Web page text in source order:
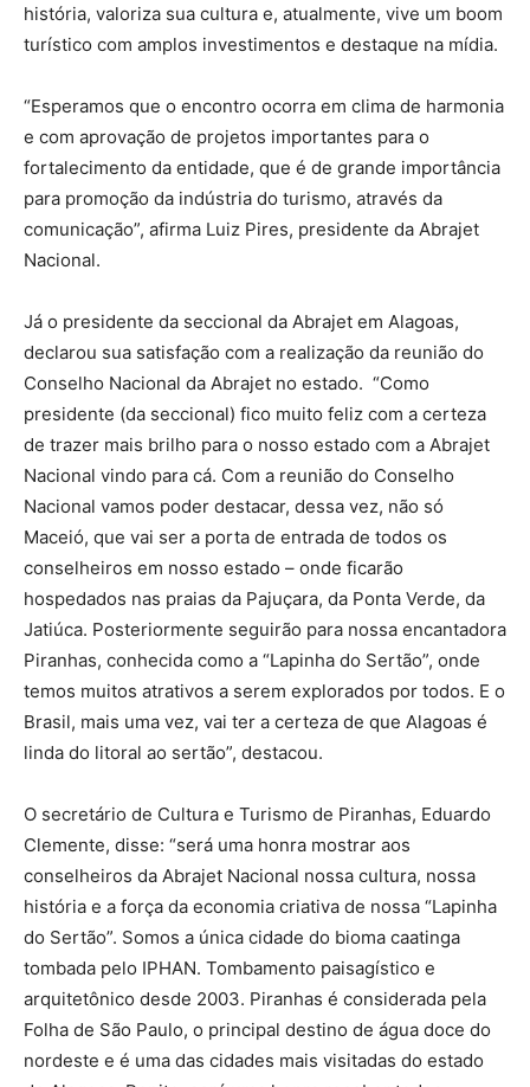
história, valoriza sua cultura e, atualmente, vive um boom
turístico com amplos investimentos e destaque na mídia.
“Esperamos que o encontro ocorra em clima de harmonia
e com aprovação de projetos importantes para o
fortalecimento da entidade, que é de grande importância
para promoção da indústria do turismo, através da
comunicação”, afirma Luiz Pires, presidente da Abrajet
Nacional.
Já o presidente da seccional da Abrajet em Alagoas,
declarou sua satisfação com a realização da reunião do
Conselho Nacional da Abrajet no estado. “Como
presidente (da seccional) fico muito feliz com a certeza
de trazer mais brilho para o nosso estado com a Abrajet
Nacional vindo para cá. Com a reunião do Conselho
Nacional vamos poder destacar, dessa vez, não só
Maceió, que vai ser a porta de entrada de todos os
conselheiros em nosso estado – onde ficarão
hospedados nas praias da Pajuçara, da Ponta Verde, da
Jatiúca. Posteriormente seguirão para nossa encantadora
Piranhas, conhecida como a “Lapinha do Sertão”, onde
temos muitos atrativos a serem explorados por todos. E o
Brasil, mais uma vez, vai ter a certeza de que Alagoas é
linda do litoral ao sertão”, destacou.
O secretário de Cultura e Turismo de Piranhas, Eduardo
Clemente, disse: “será uma honra mostrar aos
conselheiros da Abrajet Nacional nossa cultura, nossa
história e a força da economia criativa de nossa “Lapinha
do Sertão”. Somos a única cidade do bioma caatinga
tombada pelo IPHAN. Tombamento paisagístico e
arquitetônico desde 2003. Piranhas é considerada pela
Folha de São Paulo, o principal destino de água doce do
nordeste e é uma das cidades mais visitadas do estado